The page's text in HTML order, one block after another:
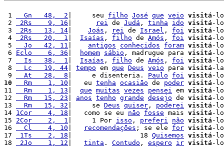
1
  Gn   48,  2
|     seu filho José que veio visitá -
2
2Rs    9, 16 rei de Judá , tinha ido visitá -
3
2Rs   13, 14 Joás , rei de Israel , foi visitá -
4
2Rs   20,  1 Isaías , filho de Amós , foi visitá -
5
  Jo   42, 11
antigos conhecidos foram visitá -
6 Eclo    6, 36 homem sábio , madrugue para visitá -
7
  Is   38,  1
Isaías , filho de Amós , foi visitá -
8
  Lc   19, 44
tempo em que Deus veio para visitá -
9
  At   28,  8
|     e disenteria. Paulo foi visitá -
10
  Rm    1, 10
|   eu tenha ocasião de poder visitá -
11
  Rm    1, 13
que muitas vezes pensei em visitá -
12
  Rm   15, 23
anos tenho grande desejo de visitá -
13
  Rm   15, 32
|     se Deus quiser , poderei visitá -
14 1Cor    4, 18 |   como se eu não fosse mais visitá -
15 2Cor    2,  1 |     1 Por isso , preferi não visitá -
16
  Cl    4, 10
recomendações ; se ele for visitá -
17
1Ts    2, 18 |                 18 Quisemos visitá -
18
2Jo    1, 12 tinta . Contudo , espero ir visitá -